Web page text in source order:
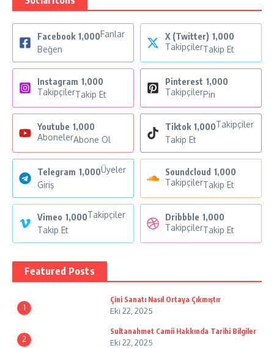
Facebook 1,000Fanlar
Beğen
X (Twitter) 1,000
TakipçilerTakip Et
Instagram 1,000
TakipçilerTakip Et
Pinterest 1,000
TakipçilerPin
Youtube 1,000
AbonelerAbone Ol
Tiktok 1,000Takipçiler
Takip Et
Telegram 1,000Üyeler
Giriş
Soundcloud 1,000
TakipçilerTakip Et
Vimeo 1,000Takipçiler
Takip Et
Dribbble 1,000
TakipçilerTakip Et
Featured Posts
1
Çini Sanatı Nasıl Ortaya Çıkmıştır
Eki 22, 2025
2
Sultanahmet Camii Hakkında Tarihi Bilgiler
Eki 22, 2025